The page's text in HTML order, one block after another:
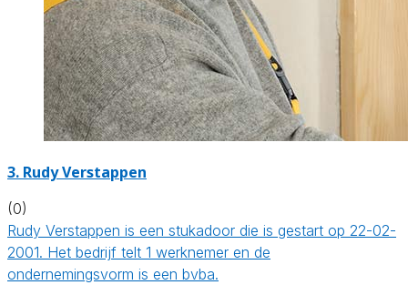
3. Rudy Verstappen
(0)
Rudy Verstappen is een stukadoor die is gestart op 22-02-
2001. Het bedrijf telt 1 werknemer en de
ondernemingsvorm is een bvba.